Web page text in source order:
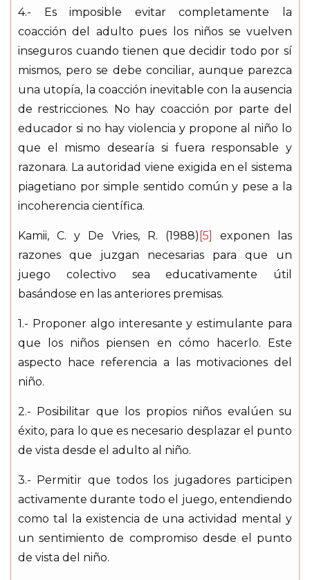
4.- Es imposible evitar completamente la
coacción del adulto pues los niños se vuelven
inseguros cuando tienen que decidir todo por sí
mismos, pero se debe conciliar, aunque parezca
una utopía, la coacción inevitable con la ausencia
de restricciones. No hay coacción por parte del
educador si no hay violencia y propone al niño lo
que el mismo desearía si fuera responsable y
razonara. La autoridad viene exigida en el sistema
piagetiano por simple sentido común y pese a la
incoherencia científica.
Kamii, C. y De Vries, R. (1988) [5]
exponen las
razones que juzgan necesarias para que un
juego colectivo sea educativamente útil
basándose en las anteriores premisas.
1.- Proponer algo interesante y estimulante para
que los niños piensen en cómo hacerlo. Este
aspecto hace referencia a las motivaciones del
niño.
2.- Posibilitar que los propios niños evalúen su
éxito, para lo que es necesario desplazar el punto
de vista desde el adulto al niño.
3.- Permitir que todos los jugadores participen
activamente durante todo el juego, entendiendo
como tal la existencia de una actividad mental y
un sentimiento de compromiso desde el punto
de vista del niño.